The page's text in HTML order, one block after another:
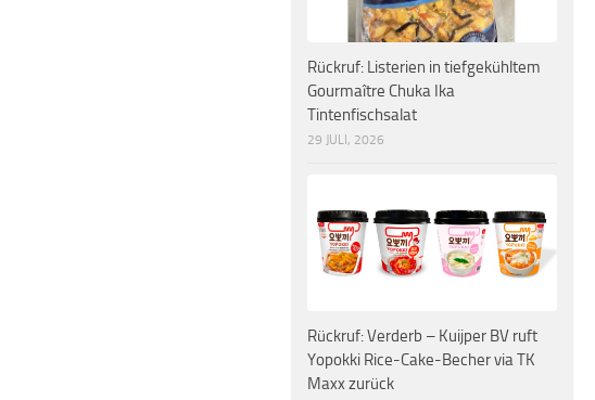
Rückruf: Listerien in tiefgekühltem
Gourmaître Chuka Ika
Tintenfischsalat
29 JULI, 2026
Rückruf: Verderb – Kuijper BV ruft
Yopokki Rice-Cake-Becher via TK
Maxx zurück